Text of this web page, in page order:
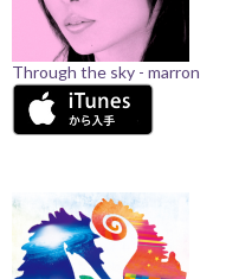
Through the sky - marron